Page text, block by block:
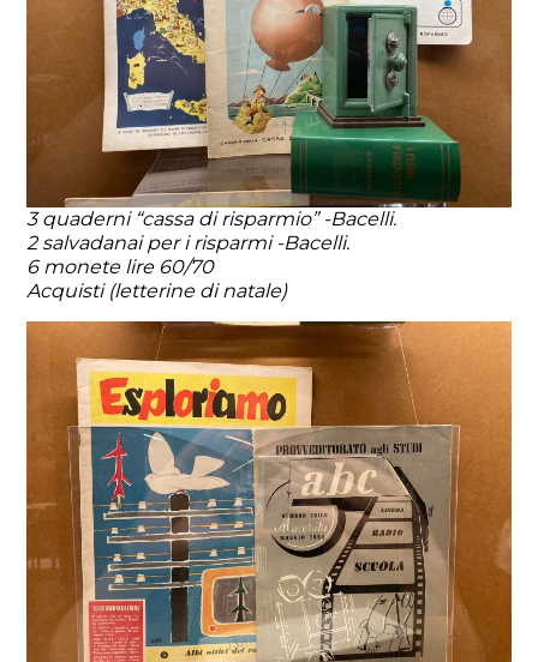
3 quaderni “cassa di risparmio” -Bacelli.
2 salvadanai per i risparmi -Bacelli.
6 monete lire 60/70
Acquisti (letterine di natale)